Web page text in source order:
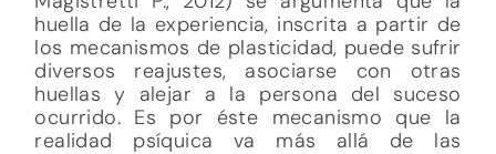
huella de la experiencia, inscrita a partir de
los mecanismos de plasticidad, puede sufrir
diversos reajustes, asociarse con otras
huellas y alejar a la persona del suceso
ocurrido. Es por éste mecanismo que la
realidad psíquica va más allá de las